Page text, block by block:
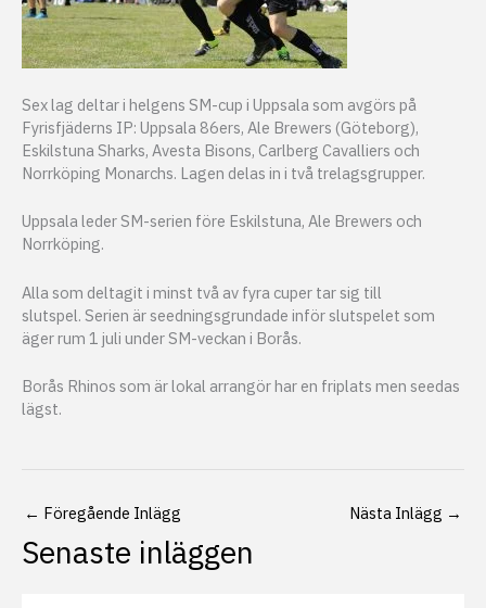
Sex lag deltar i helgens SM-cup i Uppsala som avgörs på
Fyrisfjäderns IP: Uppsala 86ers, Ale Brewers (Göteborg),
Eskilstuna Sharks, Avesta Bisons, Carlberg Cavalliers och
Norrköping Monarchs. Lagen delas in i två trelagsgrupper.
Uppsala leder SM-serien före Eskilstuna, Ale Brewers och
Norrköping.
Alla som deltagit i minst två av fyra cuper tar sig till
slutspel. Serien är seedningsgrundade inför slutspelet som
äger rum 1 juli under SM-veckan i Borås.
Borås Rhinos som är lokal arrangör har en friplats men seedas
lägst.
← Föregående Inlägg Nästa Inlägg →
Senaste inläggen